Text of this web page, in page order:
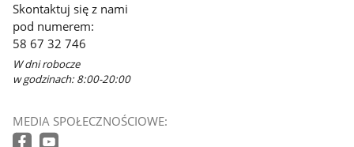
Skontaktuj się z nami
pod numerem:
58 67 32 746
W dni robocze
w godzinach: 8:00-20:00
MEDIA SPOŁECZNOŚCIOWE: